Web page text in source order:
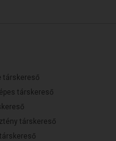
társkereső
társkereső
társkereső